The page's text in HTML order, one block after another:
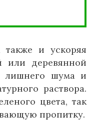
также и ускоряя
или деревянной
лишнего шума и
раствора.
цвета, так
пропитку.